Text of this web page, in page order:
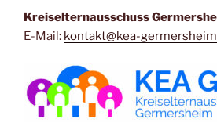
Kreiselternausschuss
E-Mail: kontakt@kea-